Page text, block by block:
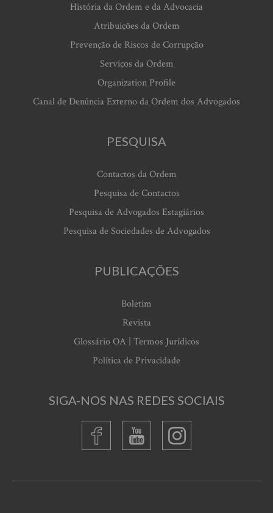
História da Ordem e da Advocacia
Atribuições da Ordem
Prevenção de Riscos de Corrupção
Serviços da Ordem
Organization Profile
Canal de Denúncia Externo da Ordem dos Advogados
PESQUISA
Contactos da Ordem
Pesquisa de Contactos
Pesquisa de Advogados Estagiários
Pesquisa de Sociedades de Advogados
PUBLICAÇÕES
Boletim
Revista
Glossário OA | Termos Jurídicos
Política de Privacidade
SIGA-NOS NAS REDES SOCIAIS